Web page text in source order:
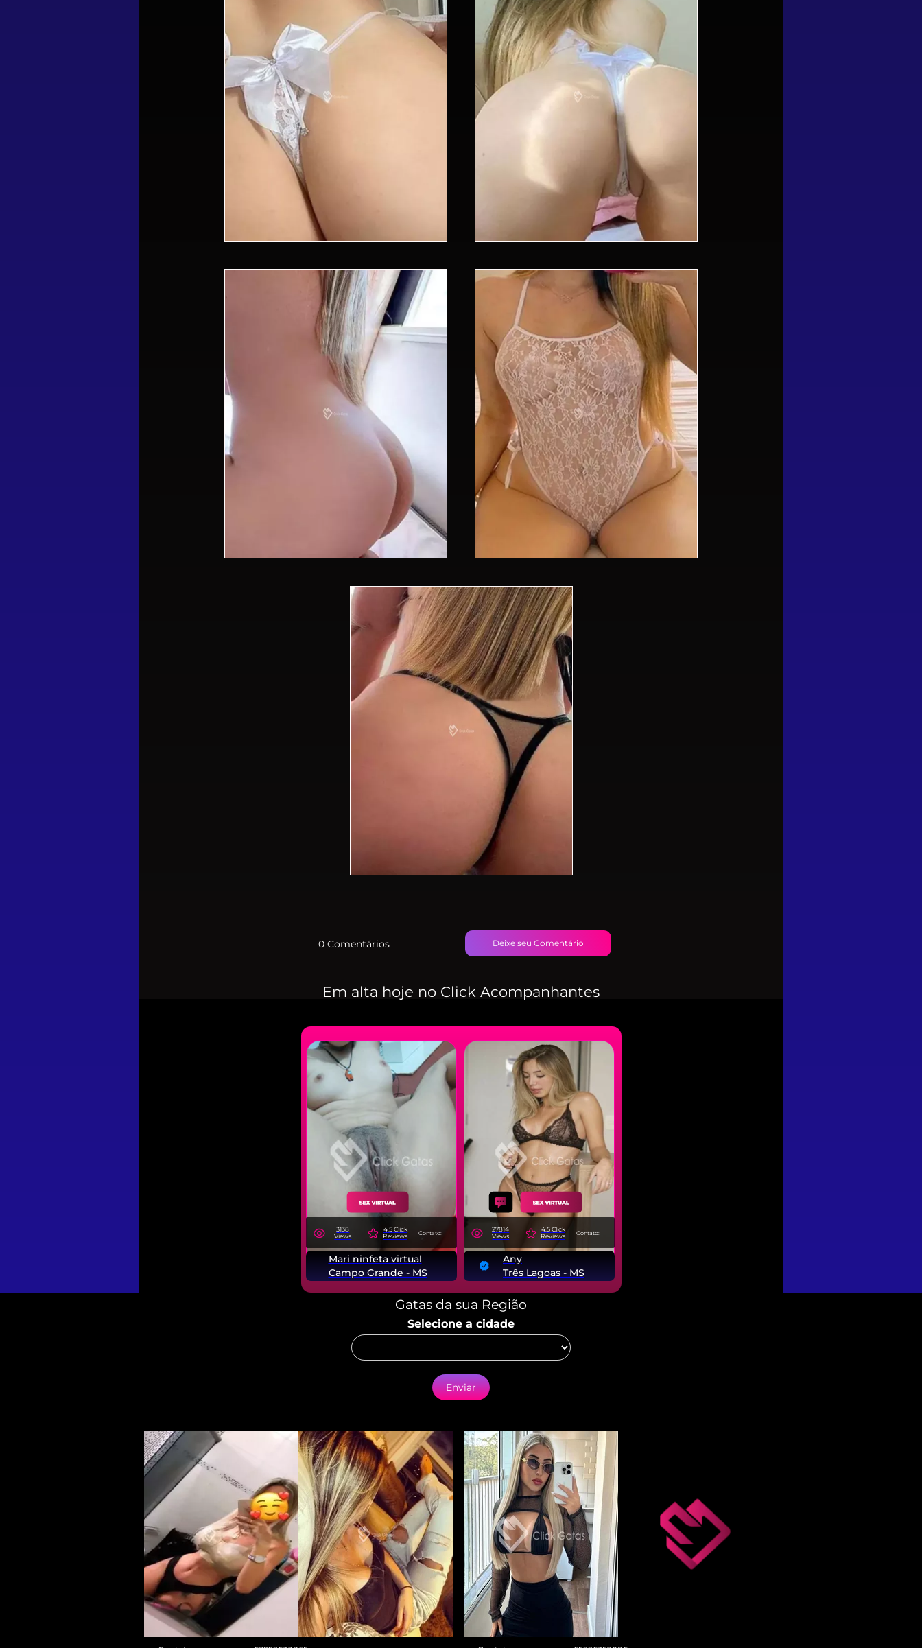
0 Comentários Deixe seu Comentário
Em alta hoje no Click Acompanhantes
3138
Views
4.5 Click
Reviews
Contato:
Mari ninfeta virtual
Campo Grande - MS
27814
Views
4.5 Click
Reviews
Contato:
Any
Três Lagoas - MS
Gatas da sua Região
Selecione a cidade